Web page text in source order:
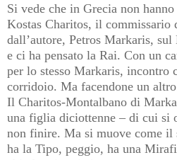
Si vede che in Grecia non
Kostas Charitos, il commissario
dall’autore, Petros Markaris,
e ci ha pensato la Rai. Con un
per lo stesso Markaris, incontro
corridoio. Ma facendone un
Il Charitos-Montalbano di
una figlia diciottenne – di cui si
non finire. Ma si muove come il
ha la Tipo, peggio, ha una